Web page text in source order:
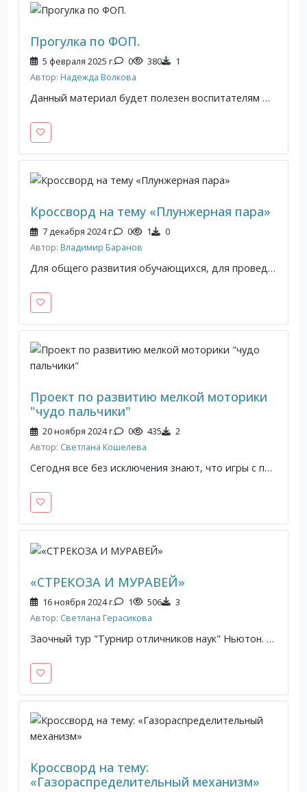
Прогулка по ФОП.
5 февраля 2025 г. 0 380 1
Автор: Надежда Волкова
Данный материал будет полезен воспитателям ДОО, здесь представлена информация об образовательной деятельности во время прогулки, в соответствии с ФОП ДО.
Кроссворд на тему «Плунжерная пара»
7 декабря 2024 г. 0 1 0
Автор: Владимир Баранов
Для общего развития обучающихся, для проведения внеклассных мероприятий, викторин, выполнения внеаудиторной самостоятельной работы.
Проект по развитию мелкой моторики
"чудо пальчики"
20 ноября 2024 г. 0 435 2
Автор: Светлана Кошелева
Сегодня все без исключения знают, что игры с пальчиками развивают мозг ребенка, стимулируют развитие речи, творческие способности, фантазию малыша, они способны улучшить произношение многих звуков. В общем, чем лучше работают пальцы и вся кисть, тем лучше ребенок говорит.
«СТРЕКОЗА И МУРАВЕЙ»
16 ноября 2024 г. 1 506 3
Автор: Светлана Герасикова
Заочный тур "Турнир отличников наук" Ньютон. Решение задачи «СТРЕКОЗА И МУРАВЕЙ»
Кроссворд на тему:
«Газораспределительный механизм»